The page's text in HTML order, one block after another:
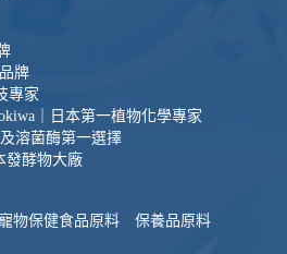
牌
專家
｜日本第一植物化學專家
溶菌酶第一選擇
發酵物大廠
物保健食品原料
保養品原料